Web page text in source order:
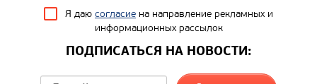
Я даю согласие на направление рекламных и
информационных рассылок
ПОДПИСАТЬСЯ НА НОВОСТИ: